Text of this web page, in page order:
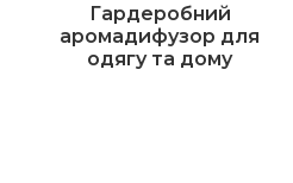
Гардеробний
аромадифузор для
одягу та дому